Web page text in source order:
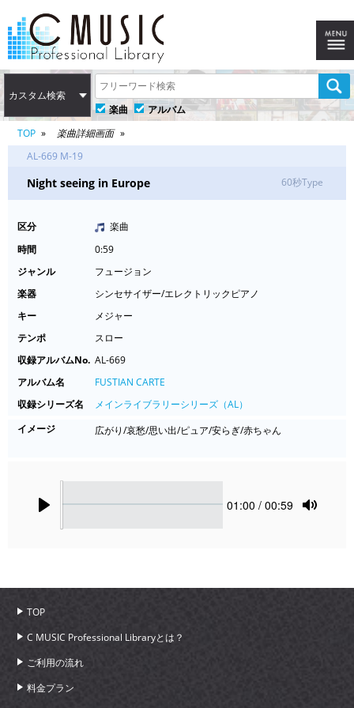
カスタム検索
楽曲
アルバム
TOP
楽曲詳細画面
AL-669 M-19
Night seeing in Europe 60秒Type
区分
楽曲
時間
0:59
ジャンル
フュージョン
楽器
シンセサイザー/エレクトリックピアノ
キー
メジャー
テンポ
スロー
収録アルバムNo. AL-669
アルバム名
FUSTIAN CARTE
収録シリーズ名
メインライブラリーシリーズ（AL）
イメージ
広がり/哀愁/思い出/ピュア/安らぎ/赤ちゃん
Current
01:00 / 00:59
TOP
C MUSIC Professional Libraryとは？
ご利用の流れ
料金プラン